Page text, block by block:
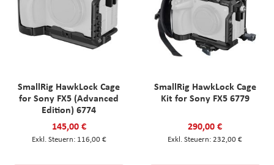
SmallRig HawkLock Cage
for Sony FX5 (Advanced
Edition) 6774
145,00 €
116,00 €
SmallRig HawkLock Cage
Kit for Sony FX5 6779
290,00 €
232,00 €